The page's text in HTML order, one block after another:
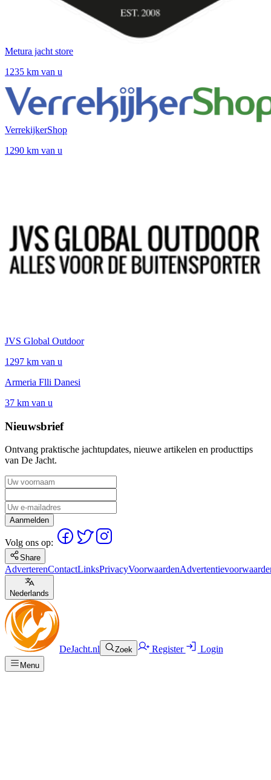
Metura jacht store
1235 km van u
VerrekijkerShop
1290 km van u
JVS Global Outdoor
1297 km van u
Armeria Flli Danesi
37 km van u
Nieuwsbrief
Ontvang praktische jachtupdates, nieuwe artikelen en producttips
van De Jacht.
Aanmelden
Volg ons op:
Share
AdverterenContactLinksPrivacyVoorwaarden
Nederlands
DeJacht.nl Zoek Register Login
Menu